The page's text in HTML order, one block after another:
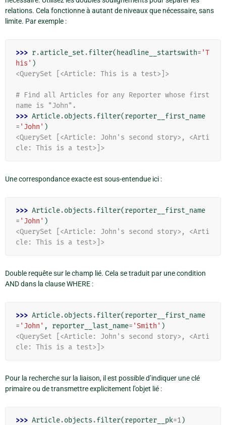
relations. Cela fonctionne à autant de niveaux que nécessaire, sans
limite. Par exemple :
>>> r.article_set .filter( headline__startswith= 'T
his' )
<QuerySet [<Article: This is a test>]>
# Find all Articles for any Reporter whose first
name is "John".
>>> Article.objects .filter(reporter__first_name
= 'John' )
<QuerySet [<Article: John's second story>, <Arti
cle: This is a test>]>
Une correspondance exacte est sous-entendue ici :
>>> Article.objects .filter(reporter__first_name
= 'John' )
<QuerySet [<Article: John's second story>, <Arti
cle: This is a test>]>
Double requête sur le champ lié. Cela se traduit par une condition
AND dans la clause WHERE :
>>> Article.objects .filter(reporter__first_name
= 'John' , reporter__last_name= 'Smith' )
<QuerySet [<Article: John's second story>, <Arti
cle: This is a test>]>
Pour la recherche sur la liaison, il est possible d’indiquer une clé
primaire ou de transmettre explicitement l’objet lié :
>>> Article.objects .filter(reporter__pk=1)